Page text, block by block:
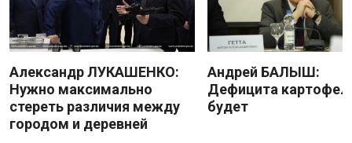
Александр ЛУКАШЕНКО:
Нужно максимально
стереть различия между
городом и деревней
Андрей БАЛЫШ:
Дефицита
будет